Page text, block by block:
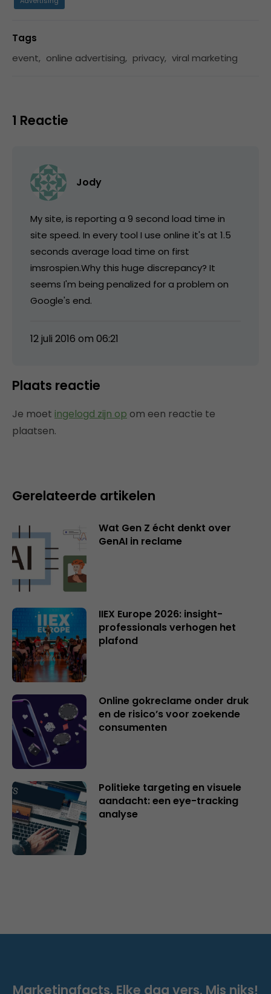
Tags
event, online advertising, privacy, viral marketing
1 Reactie
Jody
My site, is reporting a 9 second load time in
site speed. In every tool I use online it's at 1.5
seconds average load time on first
imsrospien.Why this huge discrepancy? It
seems I'm being penalized for a problem on
Google's end.
12 juli 2016 om 06:21
Plaats reactie
Je moet ingelogd zijn op om een reactie te
plaatsen.
Gerelateerde artikelen
Wat Gen Z écht denkt over
GenAI in reclame
IIEX Europe 2026: insight-
professionals verhogen het
plafond
Online gokreclame onder druk
en de risico’s voor zoekende
consumenten
Politieke targeting en visuele
aandacht: een eye-tracking
analyse
Marketingfacts. Elke dag vers. Mis niks!